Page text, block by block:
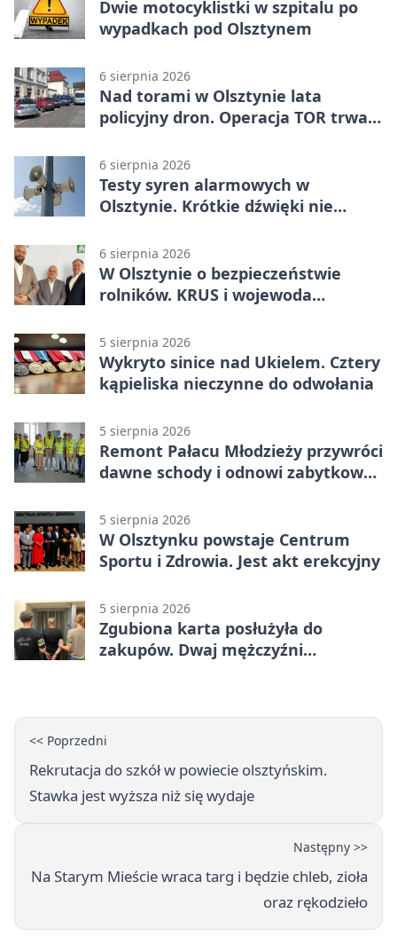
Dwie motocyklistki w szpitalu po
wypadkach pod Olsztynem
6 sierpnia 2026
Nad torami w Olsztynie lata
policyjny dron. Operacja TOR trwa
6 sierpnia 2026
Testy syren alarmowych w
Olsztynie. Krótkie dźwięki nie
6 sierpnia 2026
W Olsztynie o bezpieczeństwie
rolników. KRUS i wojewoda
5 sierpnia 2026
Wykryto sinice nad Ukielem. Cztery
kąpieliska nieczynne do odwołania
5 sierpnia 2026
Remont Pałacu Młodzieży przywróci
dawne schody i odnowi zabytkowy
5 sierpnia 2026
W Olsztynku powstaje Centrum
Sportu i Zdrowia. Jest akt erekcyjny
5 sierpnia 2026
Zgubiona karta posłużyła do
zakupów. Dwaj mężczyźni
<< Poprzedni
Rekrutacja do szkół w powiecie olsztyńskim.
Stawka jest wyższa niż się wydaje
Następny >>
Na Starym Mieście wraca targ i będzie chleb, zioła
oraz rękodzieło